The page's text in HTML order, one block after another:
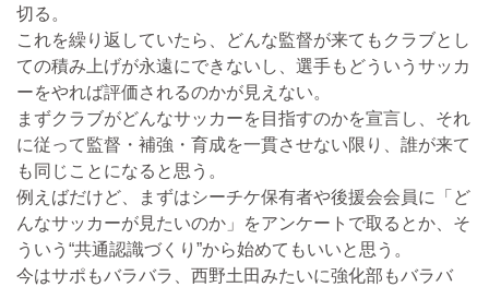
切る。
これを繰り返していたら、どんな監督が来てもクラブとし
ての積み上げが永遠にできないし、選手もどういうサッカ
ーをやれば評価されるのかが見えない。
まずクラブがどんなサッカーを目指すのかを宣言し、それ
に従って監督・補強・育成を一貫させない限り、誰が来て
も同じことになると思う。
例えばだけど、まずはシーチケ保有者や後援会会員に「ど
んなサッカーが見たいのか」をアンケートで取るとか、そ
ういう“共通認識づくり”から始めてもいいと思う。
今はサポもバラバラ、西野土田みたいに強化部もバラバ